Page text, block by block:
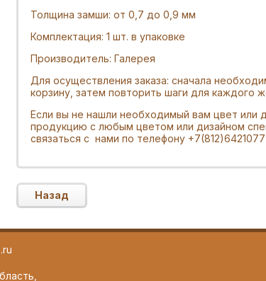
Толщина замши: от 0,7 до 0,9 мм
Комплектация: 1 шт. в упаковке
Производитель: Галерея
Для осуществления заказа: сначала
корзину, затем повторить шаги для каждого
Если вы не нашли необходимый вам цвет или
продукцию с любым цветом или дизайном
связаться с нами по телефону +7(812)6421077
Назад